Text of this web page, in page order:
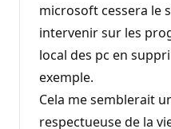
microsoft cessera le
intervenir sur les
local des pc en
exemple.
Cela me semblerait
respectueuse de la